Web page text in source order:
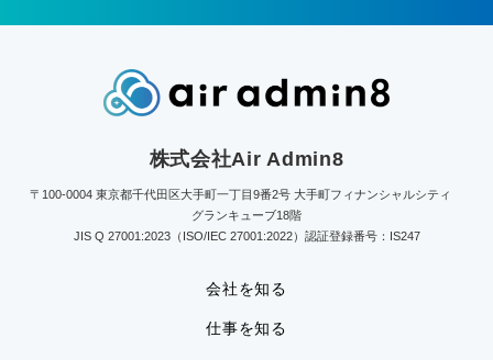
株式会社Air Admin8
〒100-0004 東京都千代田区大手町一丁目9番2号 大手町フィナンシャルシティ
グランキューブ18階
JIS Q 27001:2023（ISO/IEC 27001:2022）認証登録番号：IS247
会社を知る
仕事を知る